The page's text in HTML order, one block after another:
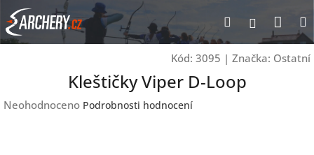
Přejít
na
obsah
Hledat
Kód: 3095 | Značka: Ostatní
Kleštičky Viper D-Loop
Průměrné
Neohodnoceno Podrobnosti hodnocení